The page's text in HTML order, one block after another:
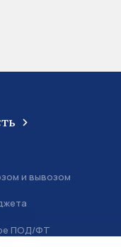
и вывозом
ПОД/ФТ